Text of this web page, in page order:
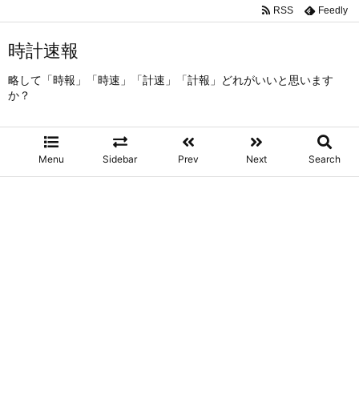
時計速報
略して「時報」「時速」「計速」「計報」どれがいいと思います
か？
Menu Sidebar Prev Next Search
RSS Feedly